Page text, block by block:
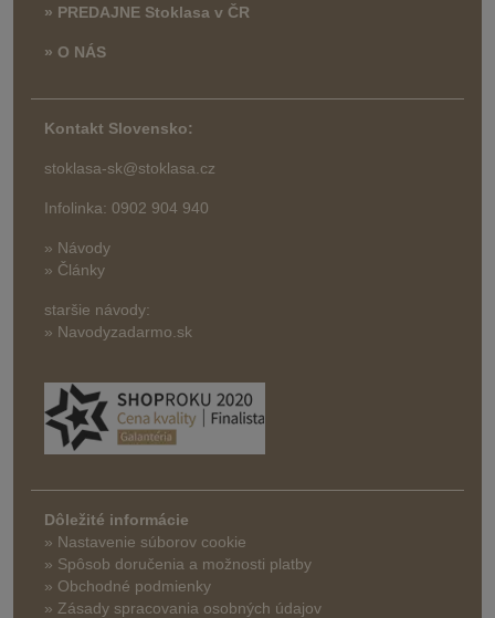
» PREDAJNE Stoklasa v ČR
» O NÁS
Kontakt Slovensko:
stoklasa-sk@stoklasa.cz
Infolinka: 0902 904 940
» Návody
» Články
staršie návody:
» Navodyzadarmo.sk
Dôležité informácie
» Nastavenie súborov cookie
» Spôsob doručenia a možnosti platby
» Obchodné podmienky
» Zásady spracovania osobných údajov